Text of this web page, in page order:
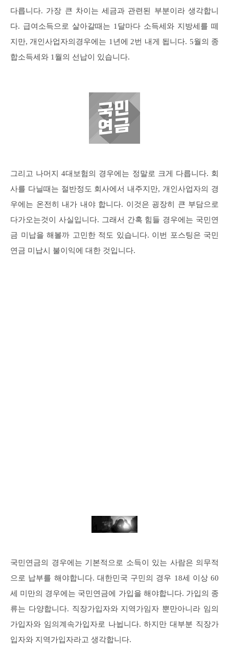
다릅니다. 가장 큰 차이는 세금과 관련된 부분이라 생각합니
다. 급여소득으로 살아갈때는 1달마다 소득세와 지방세를 떼
지만, 개인사업자의경우에는 1년에 2번 내게 됩니다. 5월의 종
합소득세와 1월의 선납이 있습니다.
그리고 나머지 4대보험의 경우에는 정말로 크게 다릅니다. 회
사를 다닐때는 절반정도 회사에서 내주지만, 개인사업자의 경
우에는 온전히 내가 내야 합니다. 이것은 굉장히 큰 부담으로
다가오는것이 사실입니다. 그래서 간혹 힘들 경우에는 국민연
금 미납을 해볼까 고민한 적도 있습니다. 이번 포스팅은 국민
연금 미납시 불이익에 대한 것입니다.
국민연금의 경우에는 기본적으로 소득이 있는 사람은 의무적
으로 납부를 해야합니다. 대한민국 구민의 경우 18세 이상 60
세 미만의 경우에는 국민연금에 가입을 해야합니다. 가입의 종
류는 다양합니다. 직장가입자와 지역가임자 뿐만아니라 임의
가입자와 임의계속가입자로 나뉩니다. 하지만 대부분 직장가
입자와 지역가입자라고 생각합니다.